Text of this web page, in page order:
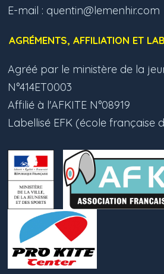
E-mail : quentin@lemenhir.com
AGRÉMENTS, AFFILIATION ET
Agréé par le ministère de la
N°414ET0003
Affilié à l'AFKITE N°08919
Labellisé EFK (école française